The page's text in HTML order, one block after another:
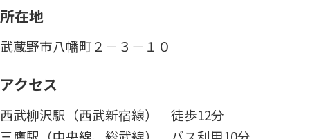
所在地
武蔵野市八幡町２－３－１０
アクセス
西武柳沢駅（西武新宿線） 徒歩12分